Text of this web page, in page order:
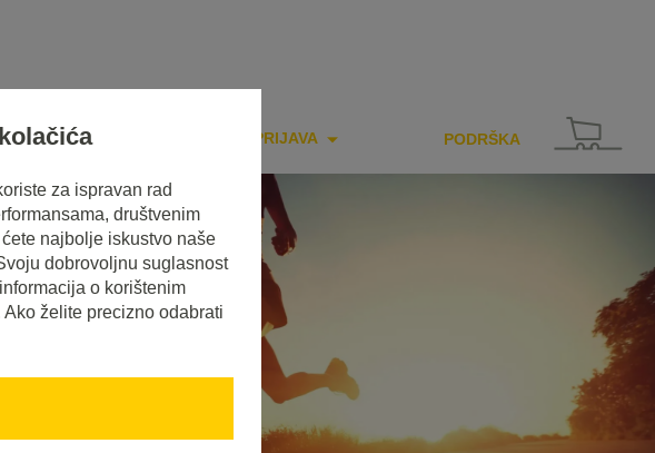
PRIJAVA PODRŠKA
za ispravan rad
društvenim
najbolje iskustvo naše
dobrovoljnu suglasnost
o korištenim
želite precizno odabrati